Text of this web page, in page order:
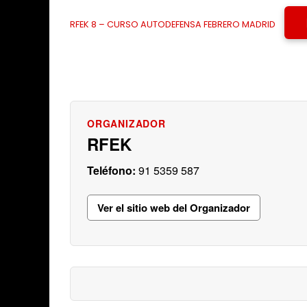
RFEK 8 – CURSO AUTODEFENSA FEBRERO MADRID
RFEK
91 5359 587
Ver el sitio web del Organizador